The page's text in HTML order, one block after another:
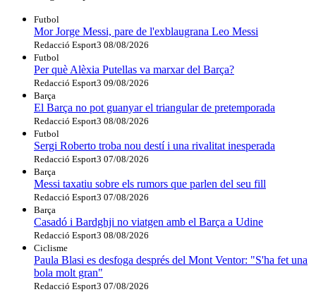
Futbol
Mor Jorge Messi, pare de l'exblaugrana Leo Messi
Redacció Esport3 08/08/2026
Futbol
Per què Alèxia Putellas va marxar del Barça?
Redacció Esport3 09/08/2026
Barça
El Barça no pot guanyar el triangular de pretemporada
Redacció Esport3 08/08/2026
Futbol
Sergi Roberto troba nou destí i una rivalitat inesperada
Redacció Esport3 07/08/2026
Barça
Messi taxatiu sobre els rumors que parlen del seu fill
Redacció Esport3 07/08/2026
Barça
Casadó i Bardghji no viatgen amb el Barça a Udine
Redacció Esport3 08/08/2026
Ciclisme
Paula Blasi es desfoga després del Mont Ventor: "S'ha fet una
bola molt gran"
Redacció Esport3 07/08/2026